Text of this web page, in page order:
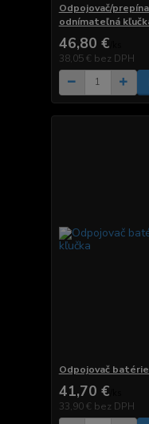
Odpojovač/
odnímateľná
46,80 €
38,05 € bez DPH
Odpojovač
41,70 €
33,90 € bez DPH